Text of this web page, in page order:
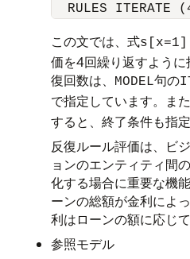
この文では、式
価を4回繰り返すよう
復回数は、
MODEL句の
で指定しています。また
すると、終了条件も指定
反復ルール評価は、ビ
ョンのエンティティ間
化する場合に重要な機
ーンの総額が金利によ
利はローンの額に応じて
参照モデル